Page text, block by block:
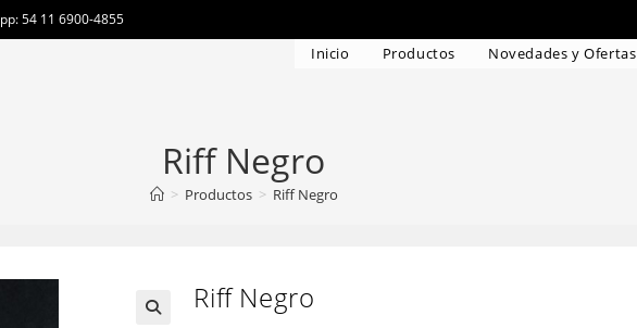
54 11 6900-4855
Inicio Productos Novedades y Ofertas
Riff Negro
> Productos > Riff Negro
Riff Negro